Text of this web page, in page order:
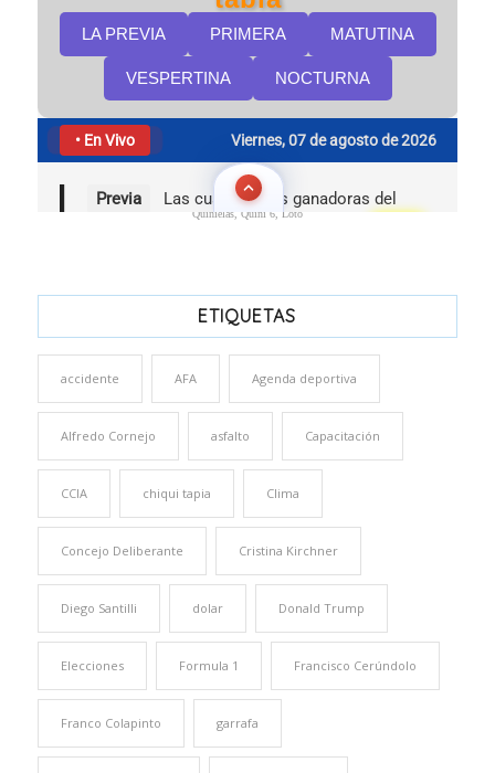
Quinielas, Quini 6, Loto
ETIQUETAS
accidente AFA Agenda deportiva
Alfredo Cornejo asfalto Capacitación
CCIA chiqui tapia Clima
Concejo Deliberante Cristina Kirchner
Diego Santilli dolar Donald Trump
Elecciones Formula 1 Francisco Cerúndolo
Franco Colapinto garrafa